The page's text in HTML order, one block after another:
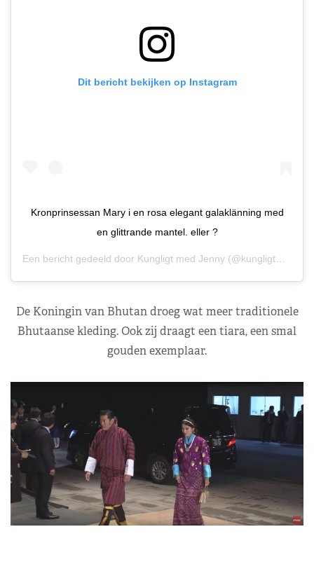
Dit bericht bekijken op Instagram
Kronprinsessan Mary i en rosa elegant galaklänning med
en glittrande mantel. eller ?
Een bericht gedeeld door Kungligt med Jenny (@kungligtmedjenny) op
De Koningin van Bhutan droeg wat meer traditionele
Bhutaanse kleding. Ook zij draagt een tiara, een smal
gouden exemplaar.